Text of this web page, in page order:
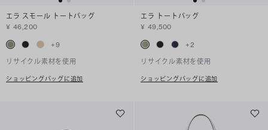
エラ スモール トートバッグ
¥ 46,200
+9
リサイクル素材を使用
ショッピングバッグに追加
エラ トートバッグ
¥ 49,500
+2
リサイクル素材を使用
ショッピングバッグに追加